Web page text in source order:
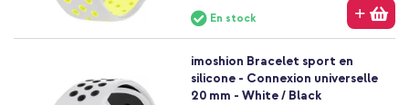
En stock
imoshion Bracelet sport en
silicone - Connexion universelle
20 mm - White / Black